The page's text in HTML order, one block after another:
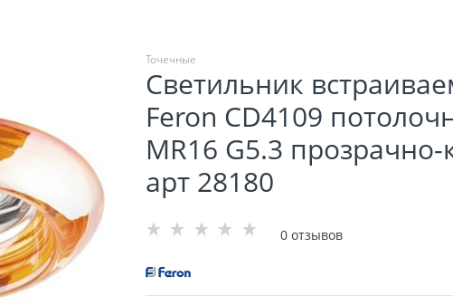
Точечные
Светильник
Feron CD4109
MR16 G5.3
арт 28180
0 отзывов